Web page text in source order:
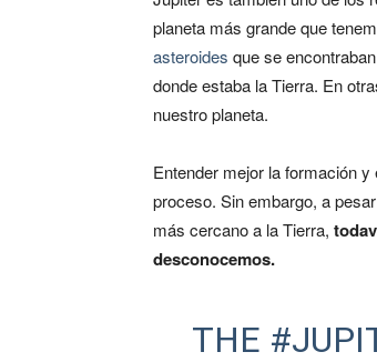
planeta más grande que
asteroides que se
donde estaba la Tierra. En
nuestro planeta.
Entender mejor la formación
proceso. Sin embargo, a
más cercano a la Tierra,
desconocemos.
THE